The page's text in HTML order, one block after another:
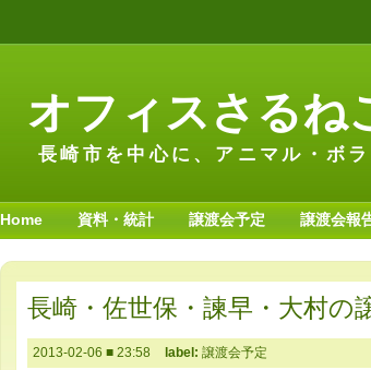
オフィスさるね
長崎市を中心に、アニマル・ボ
Home 資料・統計 譲渡会予定 譲渡会報
長崎・佐世保・諫早・大村の
2013-02-06 ■ 23:58 label: 譲渡会予定